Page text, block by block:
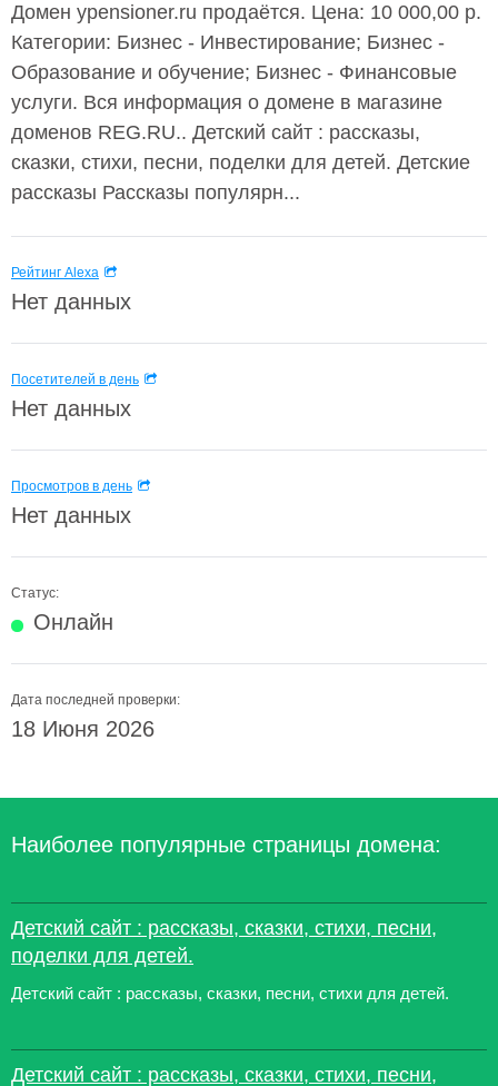
Домен ypensioner.ru продаётся. Цена: 10 000,00 р.
Категории: Бизнес - Инвестирование; Бизнес -
Образование и обучение; Бизнес - Финансовые
услуги. Вся информация о домене в магазине
доменов REG.RU.. Детский сайт : рассказы,
сказки, стихи, песни, поделки для детей. Детские
рассказы Рассказы популярн...
Рейтинг Alexa
Нет данных
Посетителей в день
Нет данных
Просмотров в день
Нет данных
Статус:
Онлайн
Дата последней проверки:
18 Июня 2026
Наиболее популярные страницы домена:
Детский сайт : рассказы, сказки, стихи, песни,
поделки для детей.
Детский сайт : рассказы, сказки, песни, стихи для детей.
Детский сайт : рассказы, сказки, стихи, песни,